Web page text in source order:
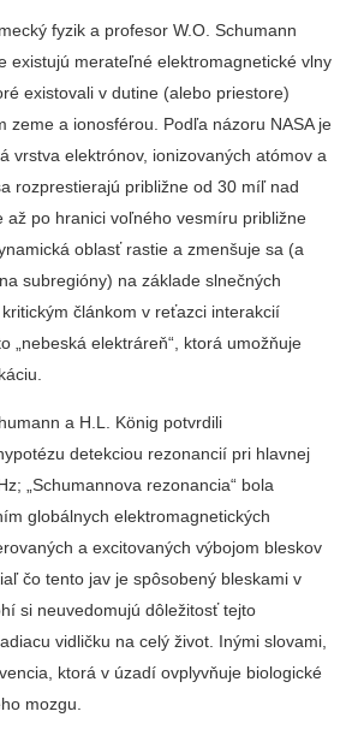
fyzik a profesor W.O. Schumann
existujú merateľné elektromagnetické vlny
existovali v dutine (alebo priestore)
zeme a ionosférou. Podľa názoru NASA je
vrstva elektrónov, ionizovaných atómov a
rozprestierajú približne od 30 míľ nad
až po hranici voľného vesmíru približne
oblasť rastie a zmenšuje sa (a
subregióny) na základe slnečných
článkom v reťazci interakcií
„nebeská elektráreň“, ktorá umožňuje
a H.L. König potvrdili
detekciou rezonancií pri hlavnej
„Schumannova rezonancia“ bola
globálnych elektromagnetických
a excitovaných výbojom bleskov
čo tento jav je spôsobený bleskami v
si neuvedomujú dôležitosť tejto
vidličku na celý život. Inými slovami,
ktorá v úzadí ovplyvňuje biologické
mozgu.